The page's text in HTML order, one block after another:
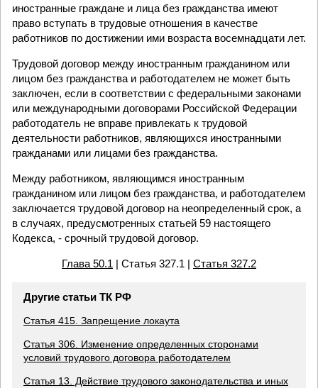
иностранные граждане и лица без гражданства имеют
право вступать в трудовые отношения в качестве
работников по достижении ими возраста восемнадцати лет.
Трудовой договор между иностранным гражданином или
лицом без гражданства и работодателем не может быть
заключен, если в соответствии с федеральными законами
или международными договорами Российской Федерации
работодатель не вправе привлекать к трудовой
деятельности работников, являющихся иностранными
гражданами или лицами без гражданства.
Между работником, являющимся иностранным
гражданином или лицом без гражданства, и работодателем
заключается трудовой договор на неопределенный срок, а
в случаях, предусмотренных статьей 59 настоящего
Кодекса, - срочный трудовой договор.
Глава 50.1 | Статья 327.1 | Статья 327.2
Другие статьи ТК РФ
Статья 415. Запрещение локаута
Статья 306. Изменение определенных сторонами
условий трудового договора работодателем
Статья 13. Действие трудового законодательства и иных